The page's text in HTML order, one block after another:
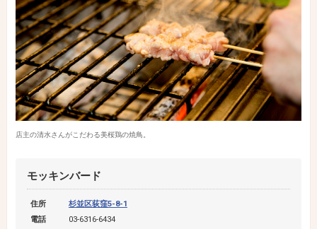
店主の清水さんがこだわる美桜鶏の焼鳥。
モッキンバード
住所
杉並区荻窪5-8-1
電話
03-6316-6434